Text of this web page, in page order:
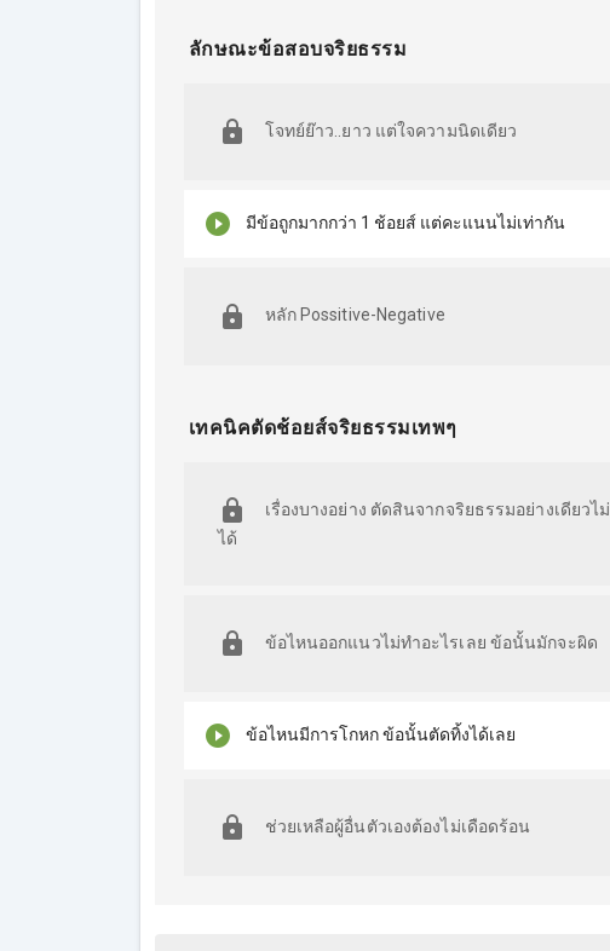
ลักษณะข้อสอบจริยธรรม
โจทย์ย๊าว..ยาว แต่ใจความนิดเดียว
มีข้อถูกมากกว่า 1 ช้อยส์ แต่คะแนนไม่เท่ากัน
หลัก Possitive-Negative
เทคนิคตัดช้อยส์จริยธรรมเทพๆ
เรื่องบางอย่าง ตัดสินจากจริยธรรมอย่างเดียวไม่
ได้
ข้อไหนออกแนวไม่ทำอะไรเลย ข้อนั้นมักจะผิด
ข้อไหนมีการโกหก ข้อนั้นตัดทิ้งได้เลย
ช่วยเหลือผู้อื่นตัวเองต้องไม่เดือดร้อน